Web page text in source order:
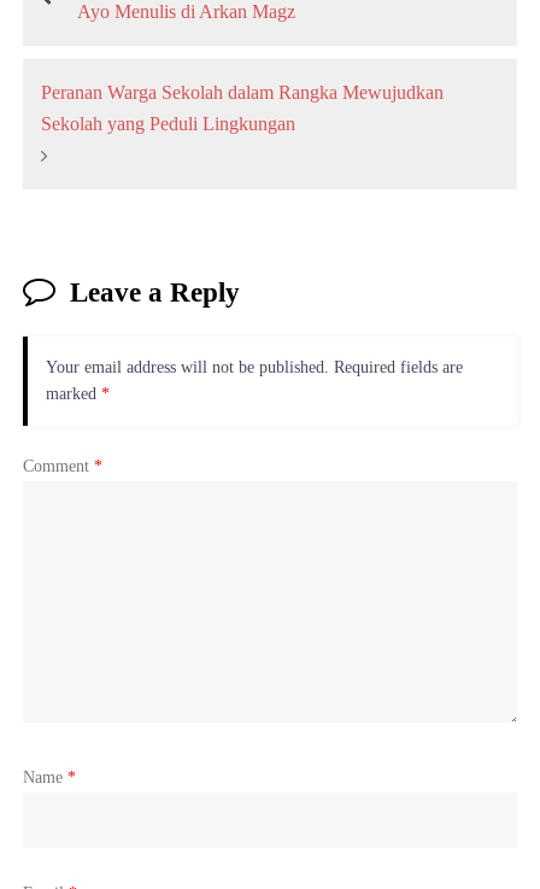
t
i
Ayo Menulis di Arkan Magz
Peranan Warga Sekolah dalam Rangka Mewujudkan
Sekolah yang Peduli Lingkungan
Leave a Reply
Your email address will not be published. Required fields are
marked *
Comment *
Name *